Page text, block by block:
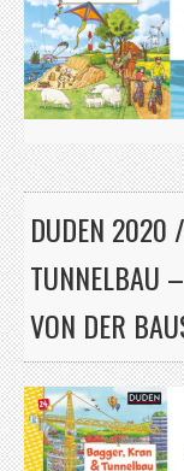
DUDEN 2020
TUNNELBAU
ON DER